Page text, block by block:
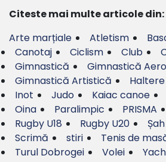
Citeste mai multe articole din:
Arte marțiale
Atletism
Canotaj
Ciclism Club
Gimnastică
Gimnastică
Gimnastică Artistică
Haltere
Inot
Judo Kaiac canoe
Oina
Paralimpic PRISMA
Rugby U18
Rugby U20 Șah
Scrimă
stiri Tenis de
Turul Dobrogei
Volei